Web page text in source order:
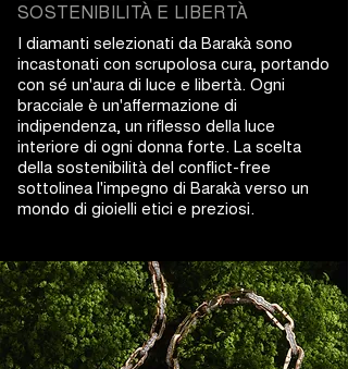
SOSTENIBILITÀ E LIBERTÀ
I diamanti selezionati da Barakà sono
incastonati con scrupolosa cura, portando
con sé un'aura di luce e libertà. Ogni
bracciale è un'affermazione di
indipendenza, un riflesso della luce
interiore di ogni donna forte. La scelta
della sostenibilità del conflict-free
sottolinea l'impegno di Barakà verso un
mondo di gioielli etici e preziosi.